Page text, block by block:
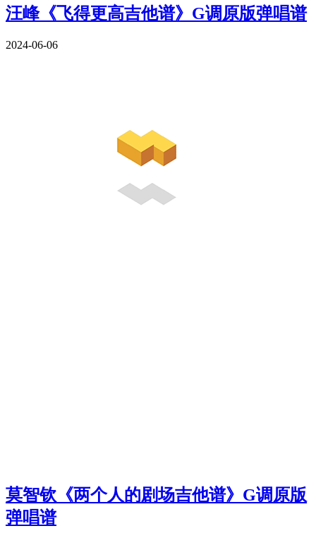
汪峰《飞得更高吉他谱》G调原版弹唱谱
2024-06-06
莫智钦《两个人的剧场吉他谱》G调原版
弹唱谱